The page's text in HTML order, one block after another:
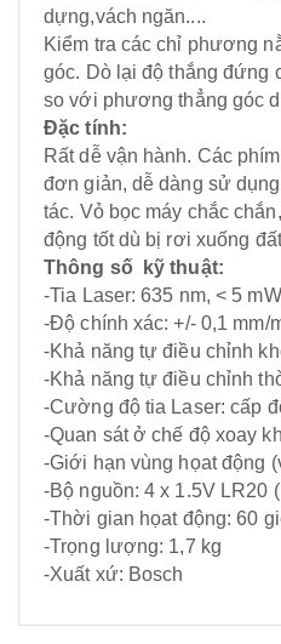
dựng,vách ngăn....
Kiểm tra các chỉ phương
góc. Dò lại độ thắng đứng
so với phương thẳng góc
Đặc tính:
Rất dễ vận hành. Các
đơn giản, dễ dàng sử
tác. Vỏ bọc máy chắc
động tốt dù bị rơi xuống
Thông số kỹ thuật:
-Tia Laser: 635 nm, < 5 mW
-Độ chính xác: +/- 0,1 mm/
-Khả năng tự điều chỉnh
-Khả năng tự điều chỉnh
-Cường độ tia Laser: cấp
-Quan sát ở chế độ xoay
-Giới hạn vùng họat động
-Bộ nguồn: 4 x 1.5V LR20
-Thời gian họat động: 60
-Trọng lượng: 1,7 kg
-Xuất xứ: Bosch